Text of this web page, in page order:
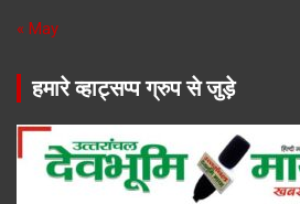
« May
हमारे व्हाट्सप्प ग्रुप से जुड़े